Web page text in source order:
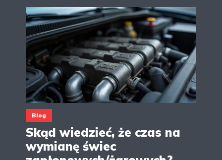
Blog
Skąd wiedzieć, że czas na
wymianę świec